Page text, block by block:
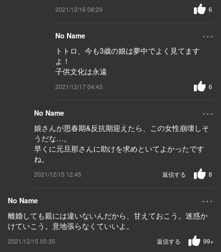
2021/12/16 08:29 6
No Name ...
トトロ、今も3歳の娘は夢中でよく見てます
よ！
子供文化は永遠
2021/12/17 04:43 6
No Name ...
娘さんが思春期&反抗期迎えたら、この女性崩壊しそ
うだな…。
早くに元旦那さんに助けを求めといてよかったです
ね。
2021/12/15 12:45 8
返信する
No Name ...
離婚しても親には違いないんだから、甘えておこう。迷惑か
けていこう。意地張らなくていいよ。
2021/12/15 05:35 99+
返信する